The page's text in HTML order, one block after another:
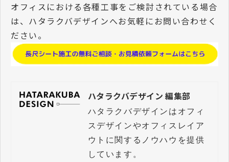
オフィスにおける各種工事をご検討されている場合
は、ハタラクバデザインへお気軽にお問い合わせく
ださい。
ハタラクバデザイン 編集部
ハタラクバデザインはオフィ
スデザインやオフィスレイア
ウトに関するノウハウを提供
しています。